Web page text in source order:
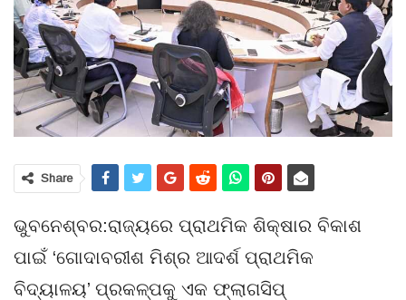
Share
ଭୁବନେଶ୍ବର:ରାଜ୍ୟରେ ପ୍ରାଥମିକ ଶିକ୍ଷାର ବିକାଶ
ପାଇଁ ‘ଗୋଦାବରୀଶ ମିଶ୍ର ଆଦର୍ଶ ପ୍ରାଥମିକ
ବିଦ୍ୟାଳୟ’ ପ୍ରକଳ୍ପକୁ ଏକ ଫ୍ଲାଗସିପ୍